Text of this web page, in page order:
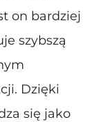
on bardziej
szybszą
Dzięki
się jako